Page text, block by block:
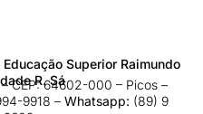
Superior Raimundo
R. Sá
CEP: 64602-000 – Picos –
9918​ – Whatsapp: (89) 9